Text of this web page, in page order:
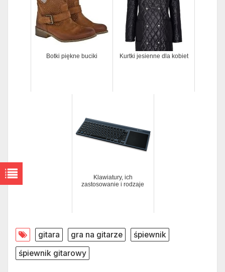
Botki piękne buciki Kurtki jesienne dla kobiet
Klawiatury, ich
zastosowanie i rodzaje
gitara gra na gitarze
śpiewnik
śpiewnik gitarowy